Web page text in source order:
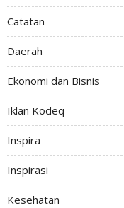
Catatan
Daerah
Ekonomi dan Bisnis
Iklan Kodeq
Inspira
Inspirasi
Kesehatan